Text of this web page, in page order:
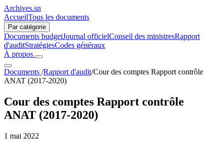
Archives.sn
AccueilTous les documents
Par catégorie
Documents budgetJournal officielConseil des ministresRapport
d'auditStratégiesCodes généraux
À propos
Documents /Rapport d'audit/Cour des comptes Rapport contrôle
ANAT (2017-2020)
Cour des comptes Rapport contrôle
ANAT (2017-2020)
1 mai 2022